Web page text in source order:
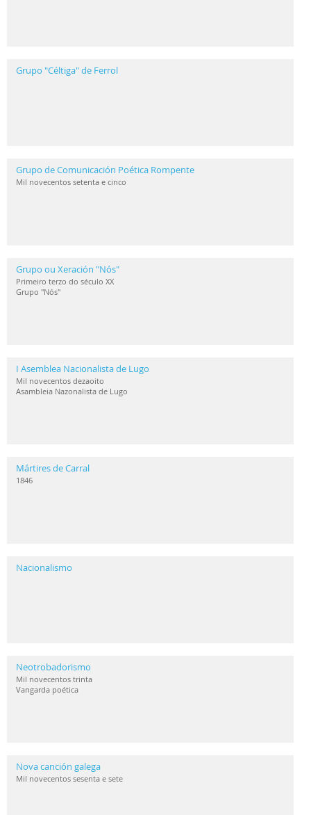
Grupo "Céltiga" de Ferrol
Grupo de Comunicación Poética Rompente
Mil novecentos setenta e cinco
Grupo ou Xeración "Nós"
Primeiro terzo do século XX
Grupo "Nós"
I Asemblea Nacionalista de Lugo
Mil novecentos dezaoito
Asambleia Nazonalista de Lugo
Mártires de Carral
1846
Nacionalismo
Neotrobadorismo
Mil novecentos trinta
Vangarda poética
Nova canción galega
Mil novecentos sesenta e sete